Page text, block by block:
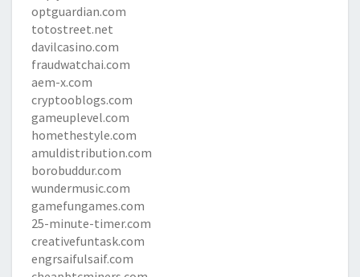
optguardian.com
totostreet.net
davilcasino.com
fraudwatchai.com
aem-x.com
cryptooblogs.com
gameuplevel.com
homethestyle.com
amuldistribution.com
borobuddur.com
wundermusic.com
gamefungames.com
25-minute-timer.com
creativefuntask.com
engrsaifulsaif.com